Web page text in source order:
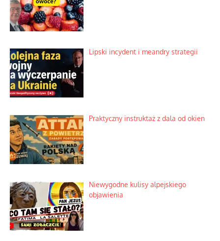
Lipski incydent i meandry strategii
Praktyczny instruktaż z dala od okien
Niewygodne kulisy alpejskiego
objawienia